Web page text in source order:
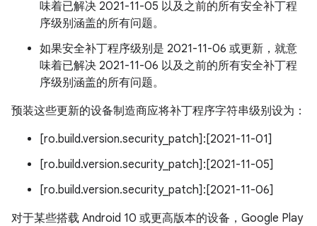
味着已解决 2021-11-05 以及之前的所有安全补丁程
序级别涵盖的所有问题。
如果安全补丁程序级别是 2021-11-06 或更新，就意
味着已解决 2021-11-06 以及之前的所有安全补丁程
序级别涵盖的所有问题。
预装这些更新的设备制造商应将补丁程序字符串级别设为：
[ro.build.version.security_patch]:[2021-11-01]
[ro.build.version.security_patch]:[2021-11-05]
[ro.build.version.security_patch]:[2021-11-06]
对于某些搭载 Android 10 或更高版本的设备，Google Play